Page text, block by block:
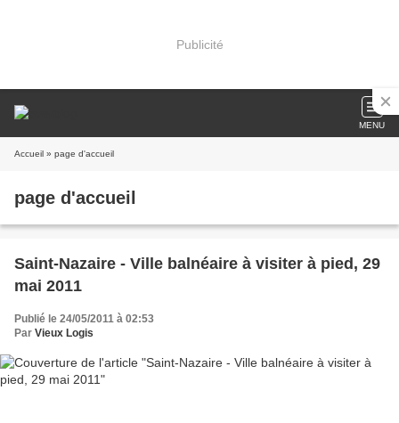
Publicité
MENU
Accueil » page d'accueil
page d'accueil
Saint-Nazaire - Ville balnéaire à visiter à pied, 29
mai 2011
Publié le 24/05/2011 à 02:53
Par Vieux Logis